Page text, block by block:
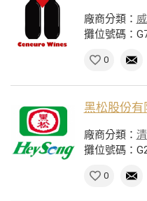
廠商分類：
攤位號碼：
0
黑松股份有
廠商分類：
攤位號碼：
0